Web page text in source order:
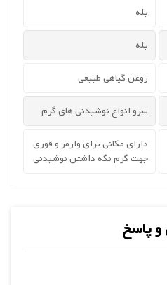
بله
بله
روغن گیاهی طبیعی
سرو انواع نوشیدنی های گرم
دارای مکانی برای وارمر و قوری
جهت گرم نگه داشتن نوشیدنی
پاسخ